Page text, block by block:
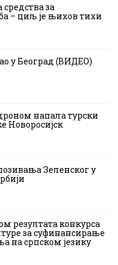
за
– циљ је њихов тихи
у Београд (ВИДЕО)
напала турски
Новоросијск
Зеленског у
резултата конкурса
за суфинансирање
на српском језику